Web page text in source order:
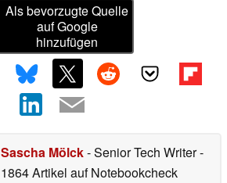
Als bevorzugte Quelle
auf Google
hinzufügen
Sascha Mölck- Senior Tech Writer-
1864 Artikel auf Notebookcheck